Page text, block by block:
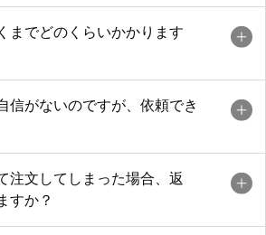
までどのくらいかかります
信がないのですが、依頼でき
注文してしまった場合、返
すか？